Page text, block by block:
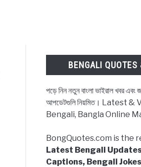
BENGALI
পড়ে নিন নতুন বাংলা ভাইরাল খবর এবং
আপডেটগুলি নিয়মিত। Latest
Bengali, Bangla Online
BongQuotes.com is the
Latest Bengali
Captions, Bengali